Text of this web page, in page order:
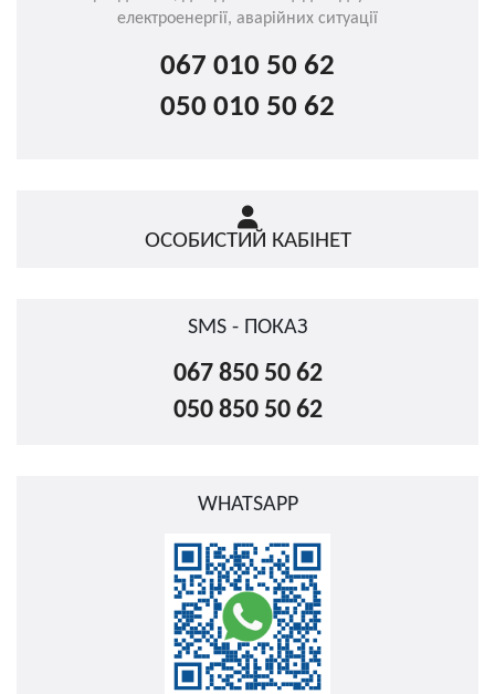
електроенергії, аварійних ситуації
067 010 50 62
050 010 50 62
ОСОБИСТИЙ КАБІНЕТ
SMS - ПОКАЗ
067 850 50 62
050 850 50 62
WHATSAPP